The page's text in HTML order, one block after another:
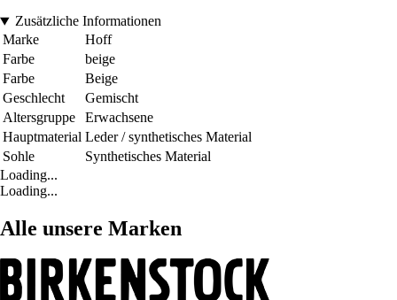
Zusätzliche Informationen
Marke
Hoff
Farbe
beige
Farbe
Beige
Geschlecht
Gemischt
Altersgruppe
Erwachsene
Hauptmaterial Leder / synthetisches Material
Sohle
Synthetisches Material
Loading...
Loading...
Alle unsere Marken